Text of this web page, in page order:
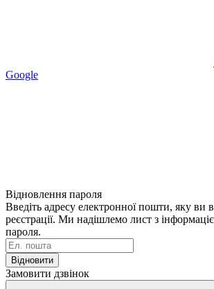
Google
Відновлення пароля
Введіть адресу електронної пошти, яку ви
реєстрації. Ми надішлемо лист з
пароля.
Відновити
Замовити дзвінок